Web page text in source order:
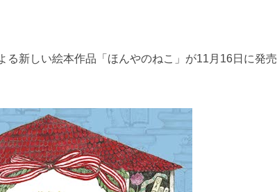
る新しい絵本作品「ほんやのねこ」が11月16日に発売